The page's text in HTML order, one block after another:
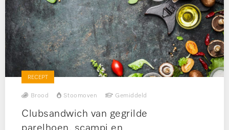
RECEPT
Brood Stoomoven Gemiddeld
Clubsandwich van gegrilde
parelhoen, scampi en